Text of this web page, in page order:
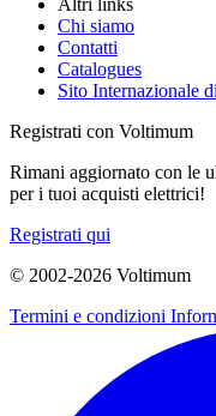
Chi siamo
Contatti
Catalogues
Sito Internazionale
Registrati con Voltimum
Rimani aggiornato con le
per i tuoi acquisti elettrici!
Registrati qui
© 2002-2026 Voltimum
Termini e condizioni